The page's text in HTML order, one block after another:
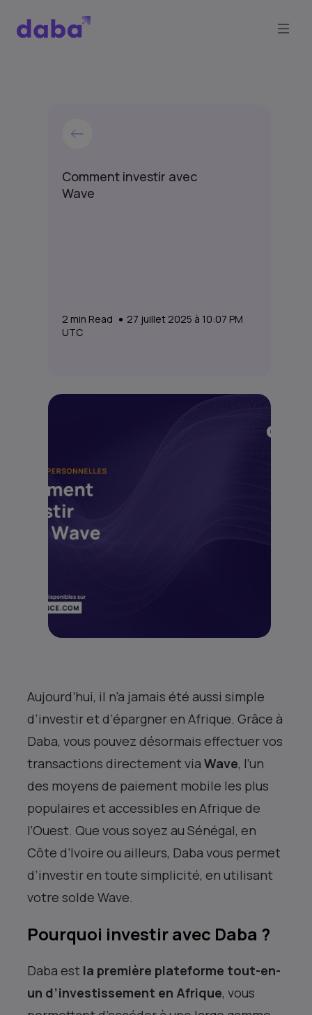
Comment investir avec
Wave
2 min Read
27 juillet 2025 à 10:07 PM
UTC
Aujourd’hui, il n’a jamais été aussi simple
d’investir et d’épargner en Afrique. Grâce à
Daba, vous pouvez désormais effectuer vos
transactions directement via Wave, l’un
des moyens de paiement mobile les plus
populaires et accessibles en Afrique de
l’Ouest. Que vous soyez au Sénégal, en
Côte d’Ivoire ou ailleurs, Daba vous permet
d’investir en toute simplicité, en utilisant
votre solde Wave.
Pourquoi investir avec Daba ?
Daba est la première plateforme tout-en-
un d’investissement en Afrique, vous